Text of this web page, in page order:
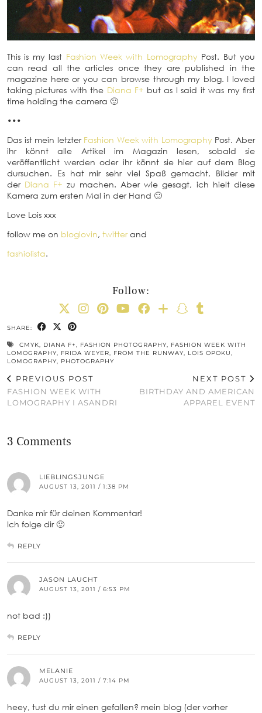
This is my last Fashion Week with Lomography Post. But you
can read all the articles once they are published in the
magazine here or you can browse through my blog. I loved
taking pictures with the Diana F+ but as I said it was my first
time holding the camera 🙂
•••
Das ist mein letzter Fashion Week with Lomography Post. Aber
ihr könnt alle Artikel im Magazin lesen, sobald sie
veröffentlicht werden oder ihr könnt sie hier auf dem Blog
dursuchen. Es hat mir sehr viel Spaß gemacht, Bilder mit
der Diana F+ zu machen. Aber wie gesagt, ich hielt diese
Kamera zum ersten Mal in der Hand 🙂
Love Lois xxx
follow me on bloglovin, twitter and
fashiolista.
Follow:
SHARE:
CMYK, DIANA F+, FASHION PHOTOGRAPHY, FASHION WEEK WITH
LOMOGRAPHY, FRIDA WEYER, FROM THE RUNWAY, LOIS OPOKU,
LOMOGRAPHY, PHOTOGRAPHY
PREVIOUS POST
FASHION WEEK WITH
LOMOGRAPHY I ASANDRI
NEXT POST
BIRTHDAY AND AMERICAN
APPAREL EVENT
3 Comments
LIEBLINGSJUNGE
AUGUST 13, 2011 / 1:38 PM
Danke mir für deinen Kommentar!
Ich folge dir 🙂
REPLY
JASON LAUCHT
AUGUST 13, 2011 / 6:53 PM
not bad :))
REPLY
MELANIE
AUGUST 13, 2011 / 7:14 PM
heey, tust du mir einen gefallen? mein blog (der vorher